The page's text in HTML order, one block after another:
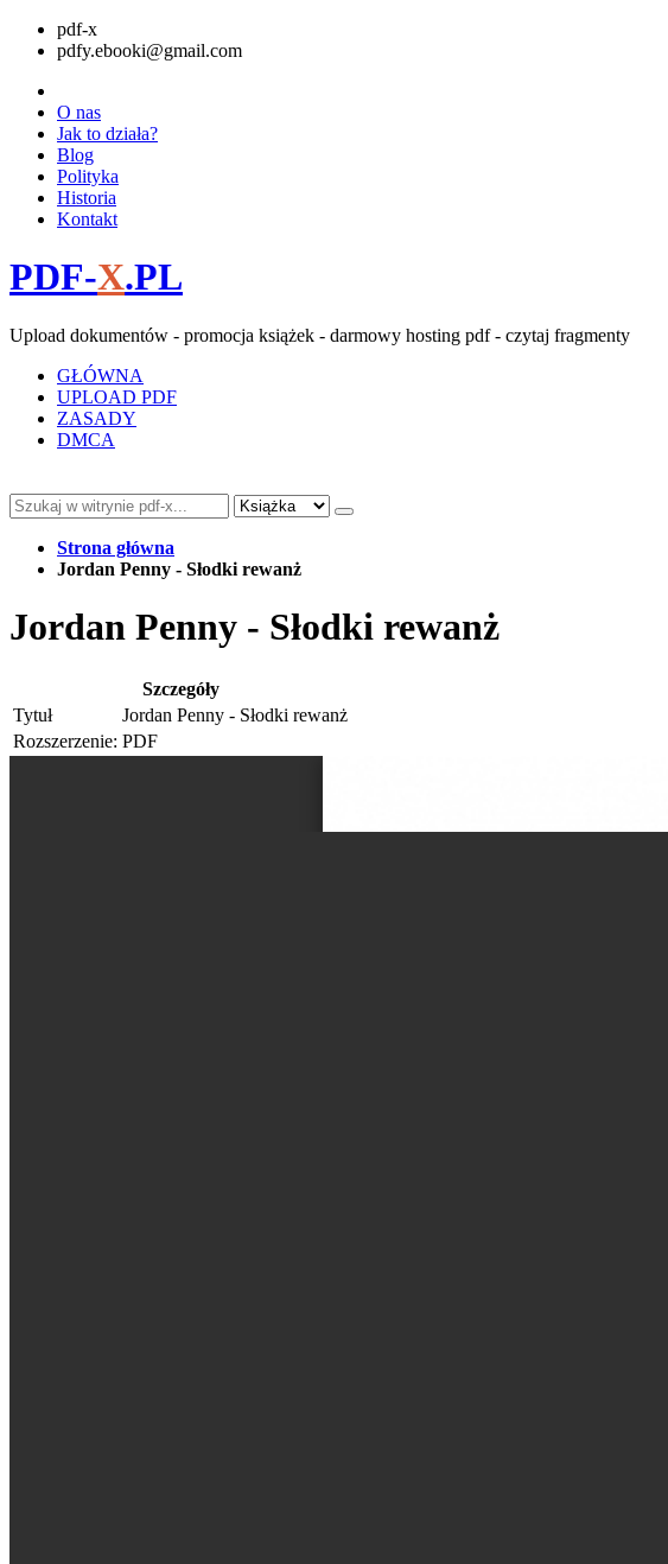
pdf-x
pdfy.ebooki@gmail.com
O nas
Jak to działa?
Blog
Polityka
Historia
Kontakt
PDF-X.PL
Upload dokumentów - promocja książek - darmowy hosting pdf - czytaj fragmenty
GŁÓWNA
UPLOAD PDF
ZASADY
DMCA
Strona główna
Jordan Penny - Słodki rewanż
Jordan Penny - Słodki rewanż
Szczegóły
Tytuł
Jordan Penny - Słodki rewanż
Rozszerzenie: PDF